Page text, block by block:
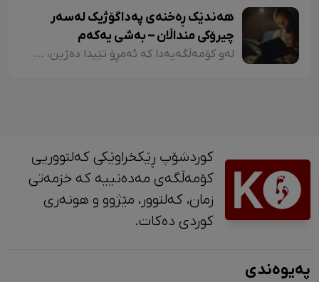
هەندێک ڕەخنەی پەداگۆژیک لەسەر
چیرۆکی منداڵان – بەشی یەکەم
لەو کۆمەڵگەیەدا کە ئەمڕۆ تێیدا دەژین، هەرچەندە دەبینین ئەدەبی کوردی لە گەشەکردندایە، بەتایبەتی ئەدەبی منداڵان، بەڵام زۆربەی چیرۆکەکانی منداڵان لایەنی لاوازی زۆریان هەیە کە کاریگەرییان لەسەر دەروونی منداڵان هەیە و دەبنە کێشە.
کوردشۆپ ڕێکخراوێکی کەلتووریی
کۆمەڵگەی مەدەنییە کە خزمەتی
زمان، کەلتوور، مێژوو و ‎هونەری
کوردی دەکات.
پەیوەندی